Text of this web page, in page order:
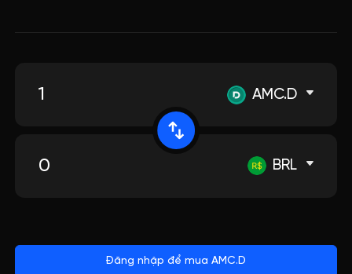
AMC.D
BRL
Đăng nhập để mua AMC.D